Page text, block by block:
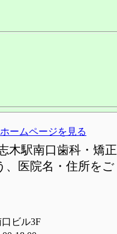
ホームページを見る
木駅南口歯科・矯正
、医院名・住所をご
ビル3F